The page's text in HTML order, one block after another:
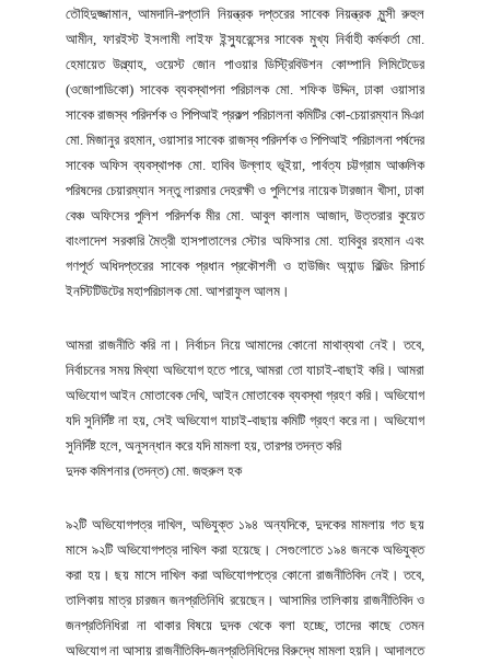
তৌহিদুজ্জামান, আমদানি-রপ্তানি নিয়ন্ত্রক দপ্তরের সাবেক নিয়ন্ত্রক মুন্সী রুহুল
আমীন, ফারইস্ট ইসলামী লাইফ ইন্স্যুরেন্সের সাবেক মুখ্য নির্বাহী কর্মকর্তা মো.
হেমায়েত উল্ল্যাহ, ওয়েস্ট জোন পাওয়ার ডিস্ট্রিবিউশন কোম্পানি লিমিটেডের
(ওজোপাডিকো) সাবেক ব্যবস্থাপনা পরিচালক মো. শফিক উদ্দিন, ঢাকা ওয়াসার
সাবেক রাজস্ব পরিদর্শক ও পিপিআই প্রকল্প পরিচালনা কমিটির কো-চেয়ারম্যান মিঞা
মো. মিজানুর রহমান, ওয়াসার সাবেক রাজস্ব পরিদর্শক ও পিপিআই পরিচালনা পর্ষদের
সাবেক অফিস ব্যবস্থাপক মো. হাবিব উল্লাহ ভূইয়া, পার্বত্য চট্টগ্রাম আঞ্চলিক
পরিষদের চেয়ারম্যান সন্তু লারমার দেহরক্ষী ও পুলিশের নায়েক টারজান খীসা, ঢাকা
বেঞ্চ অফিসের পুলিশ পরিদর্শক মীর মো. আবুল কালাম আজাদ, উত্তরার কুয়েত
বাংলাদেশ সরকারি মৈত্রী হাসপাতালের স্টোর অফিসার মো. হাবিবুর রহমান এবং
গণপূর্ত অধিদপ্তরের সাবেক প্রধান প্রকৌশলী ও হাউজিং অ্যান্ড বিল্ডিং রিসার্চ
ইনস্টিটিউটের মহাপরিচালক মো. আশরাফুল আলম।
আমরা রাজনীতি করি না। নির্বাচন নিয়ে আমাদের কোনো মাথাব্যথা নেই। তবে,
নির্বাচনের সময় মিথ্যা অভিযোগ হতে পারে, আমরা তো যাচাই-বাছাই করি। আমরা
অভিযোগ আইন মোতাবেক দেখি, আইন মোতাবেক ব্যবস্থা গ্রহণ করি। অভিযোগ
যদি সুনির্দিষ্ট না হয়, সেই অভিযোগ যাচাই-বাছায় কমিটি গ্রহণ করে না। অভিযোগ
সুনির্দিষ্ট হলে, অনুসন্ধান করে যদি মামলা হয়, তারপর তদন্ত করি
দুদক কমিশনার (তদন্ত) মো. জহুরুল হক
৯২টি অভিযোগপত্র দাখিল, অভিযুক্ত ১৯৪ অন্যদিকে, দুদকের মামলায় গত ছয়
মাসে ৯২টি অভিযোগপত্র দাখিল করা হয়েছে। সেগুলোতে ১৯৪ জনকে অভিযুক্ত
করা হয়। ছয় মাসে দাখিল করা অভিযোগপত্রে কোনো রাজনীতিবিদ নেই। তবে,
তালিকায় মাত্র চারজন জনপ্রতিনিধি রয়েছেন। আসামির তালিকায় রাজনীতিবিদ ও
জনপ্রতিনিধিরা না থাকার বিষয়ে দুদক থেকে বলা হচ্ছে, তাদের কাছে তেমন
অভিযোগ না আসায় রাজনীতিবিদ-জনপ্রতিনিধিদের বিরুদ্ধে মামলা হয়নি। আদালতে